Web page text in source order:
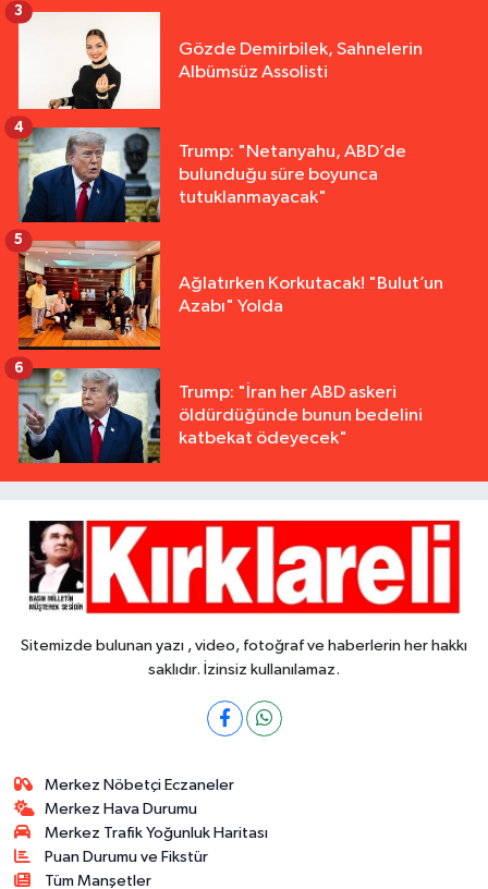
Gözde Demirbilek, Sahnelerin
Albümsüz Assolisti
3
Trump: "Netanyahu, ABD’de
bulunduğu süre boyunca
tutuklanmayacak"
4
Ağlatırken Korkutacak! "Bulut’un
Azabı" Yolda
5
Trump: "İran her ABD askeri
öldürdüğünde bunun bedelini
katbekat ödeyecek"
6
Sitemizde bulunan yazı , video, fotoğraf ve haberlerin her hakkı
saklıdır. İzinsiz kullanılamaz.
Merkez Nöbetçi Eczaneler
Merkez Hava Durumu
Merkez Trafik Yoğunluk Haritası
Puan Durumu ve Fikstür
Tüm Manşetler